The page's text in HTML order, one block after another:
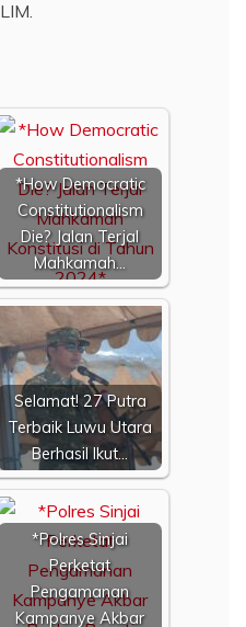
*How Democratic
Constitutionalism
Die? Jalan Terjal
Mahkamah…
Selamat! 27 Putra
Terbaik Luwu Utara
Berhasil Ikut…
*Polres Sinjai
Perketat
Pengamanan
Kampanye Akbar